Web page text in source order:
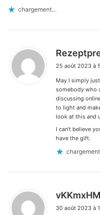
chargement…
25 août 2023 à
May I simply
somebody who
discussing
to light and
look at this and
I can’t believe
have the gift.
vKKmxHM
30 août 2023 à